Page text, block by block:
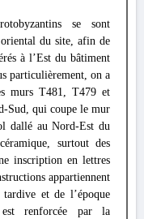
se sont
du site, afin de
à l’Est du bâtiment
particulièrement, on a
murs T481, T479 et
Sud, qui coupe le mur
dallé au Nord-Est du
surtout des
inscription en lettres
appartiennent
et de l’époque
est renforcée par la